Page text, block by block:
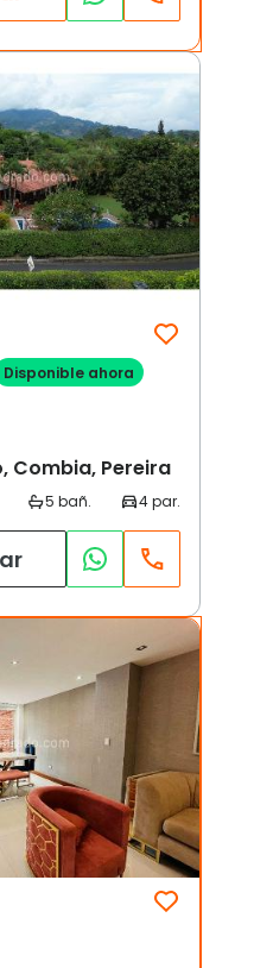
Disponible ahora
Combia, Pereira